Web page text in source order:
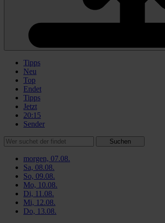
Tipps
Neu
Top
Endet
Tipps
Jetzt
20:15
Sender
Suchen
morgen, 07.08.
Sa, 08.08.
So, 09.08.
Mo, 10.08.
Di, 11.08.
Mi, 12.08.
Do, 13.08.